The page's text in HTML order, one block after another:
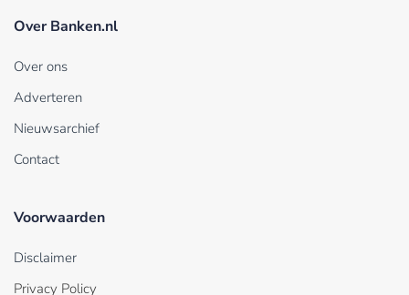
Over Banken.nl
Over ons
Adverteren
Nieuwsarchief
Contact
Voorwaarden
Disclaimer
Privacy Policy